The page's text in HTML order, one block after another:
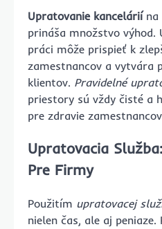
Upratovanie kanceláriína
prináša množstvo výhod.
práci môže prispieť k
zamestnancov a vytvára
klientov. Pravidelné
priestory sú vždy čisté a
pre zdravie
Upratovacia
Pre Firmy
Použitím upratovacej
nielen čas, ale aj